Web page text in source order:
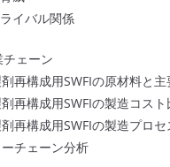
イバル関係
ェーン
再構成用SWFIの原材料と
再構成用SWFIの製造コスト
再構成用SWFIの製造プロセ
チェーン分析